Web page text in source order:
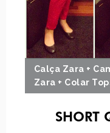
Calça Zara +
Zara + Colar
SHORT